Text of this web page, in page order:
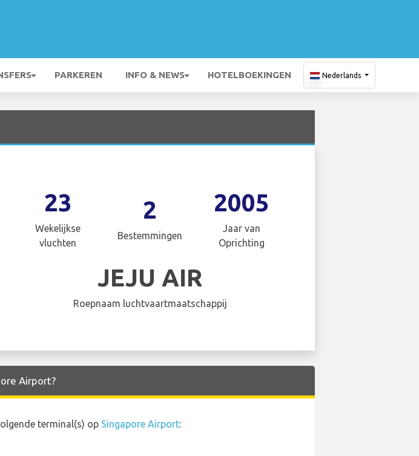
PARKEREN INFO & NEWS HOTELBOEKINGEN Nederlands
23
Wekelijkse
vluchten
2
Bestemmingen
2005
Jaar van
Oprichting
JEJU AIR
Roepnaam luchtvaartmaatschappij
Airport?
terminal(s) op Singapore Airport: